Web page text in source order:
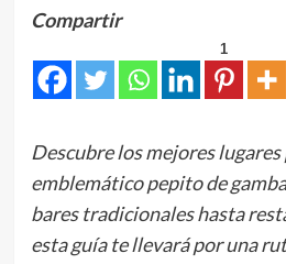
Compartir
1
Descubre los mejores
emblemático pepito de
bares tradicionales hasta
esta guía te llevará por una